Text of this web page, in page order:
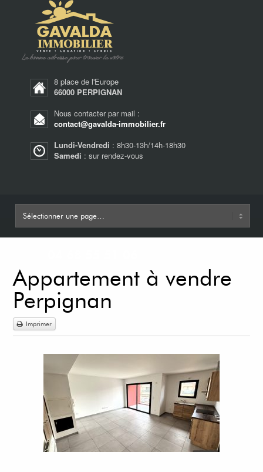
8 place de l'Europe
66000 PERPIGNAN
Nous contacter par mail :
contact@gavalda-immobilier.fr
Lundi-Vendredi : 8h30-13h/14h-18h30
Samedi : sur rendez-vous
Appartement à vendre
Perpignan
Imprimer